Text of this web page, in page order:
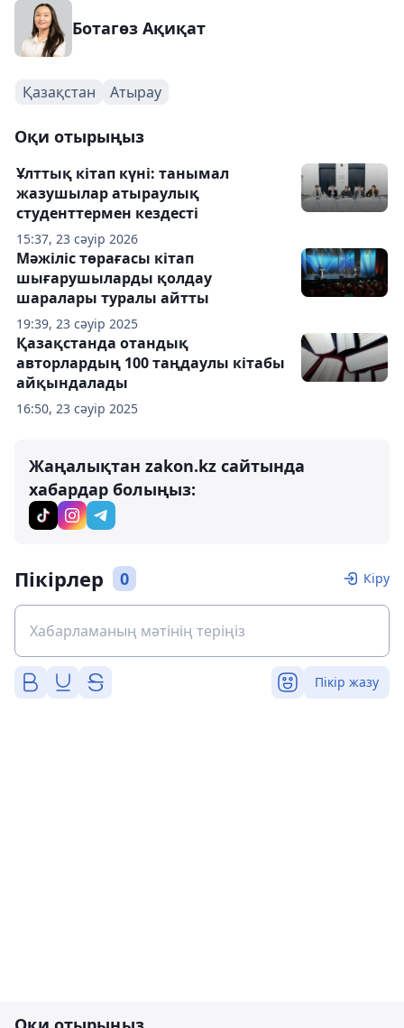
Ботагөз Ақиқат
Қазақстан Атырау
Оқи отырыңыз
15:37, 23 сәуір 2026
Ұлттық кітап күні: танымал
жазушылар атыраулық
студенттермен кездесті
19:39, 23 сәуір 2025
Мәжіліс төрағасы кітап
шығарушыларды қолдау
шаралары туралы айтты
16:50, 23 сәуір 2025
Қазақстанда отандық
авторлардың 100 таңдаулы кітабы
айқындалады
Жаңалықтан zakon.kz сайтында
хабардар болыңыз:
Пікірлер 0 Кіру
Пікір жазу